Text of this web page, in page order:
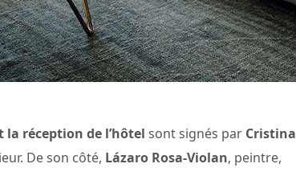
la réception de l’hôtel sont signés par Cristina
De son côté, Lázaro Rosa-Violan, peintre,